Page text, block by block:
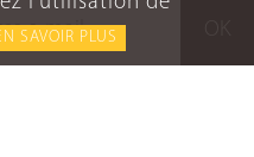
SAVOIR PLUS